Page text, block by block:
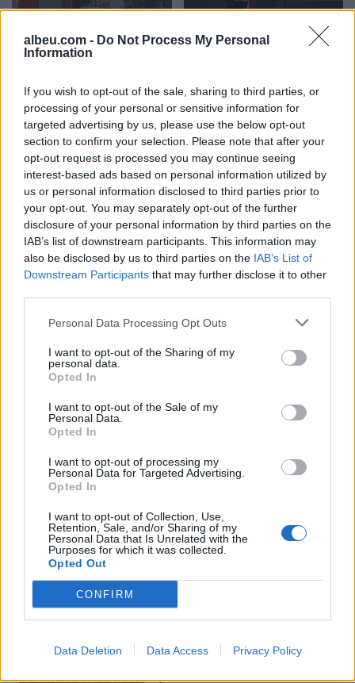
albeu.com - Do Not Process My Personal
Information
If you wish to opt-out of the sale, sharing to third parties, or
processing of your personal or sensitive information for
targeted advertising by us, please use the below opt-out
section to confirm your selection. Please note that after your
opt-out request is processed you may continue seeing
interest-based ads based on personal information utilized by
us or personal information disclosed to third parties prior to
your opt-out. You may separately opt-out of the further
disclosure of your personal information by third parties on the
IAB’s list of downstream participants. This information may
also be disclosed by us to third parties on the IAB’s List of
Downstream Participants that may further disclose it to other
Personal Data Processing Opt Outs
I want to opt-out of the Sharing of my
personal data.
Opted In
I want to opt-out of the Sale of my
Personal Data.
Opted In
I want to opt-out of processing my
Personal Data for Targeted Advertising.
Opted In
I want to opt-out of Collection, Use,
Retention, Sale, and/or Sharing of my
Personal Data that Is Unrelated with the
Purposes for which it was collected.
Opted Out
CONFIRM
Data Deletion Data Access Privacy Policy
dykatëshe në Fier,
shkaktohen dëme të
milionë dollarë të tjerë për
Horoskopi 7 Gusht 2026/
Çfarë kanë rezervuar yjet
për secilën shenjë?
Nga gëzimi i dasmës te
dhimbja e madhe, Arianit
Çetaj gjendet i pajetë në
Pejë
Hyri me Jet Ski në
hapësirën e pushuesve në
Zvërnec, gjobitet me 300
mijë lekë drejtuesi
paralele e Shëndetësisë”/
Këlliçi: Projektligji i
monopolit, SPAK të
ndërhyjë
Infermierja shqiptare në
Itali shpërthen në lot në
protestë: Pacientët
detyrohen të kërkojnë
qytetarëve nga protesta:
Shqipërinë, ka ardhur
të fundit